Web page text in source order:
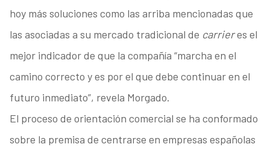
hoy más soluciones como las arriba mencionadas que
las asociadas a su mercado tradicional de carrieres el
mejor indicador de que la compañía “marcha en el
camino correcto y es por el que debe continuar en el
futuro inmediato”, revela Morgado.
El proceso de orientación comercial se ha conformado
sobre la premisa de centrarse en empresas españolas